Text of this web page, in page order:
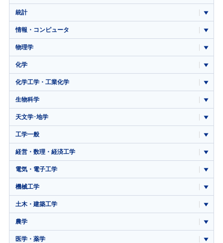
統計
情報・コンピュータ
物理学
化学
化学工学・工業化学
生物科学
天文学･地学
工学一般
経営・数理・経済工学
電気・電子工学
機械工学
土木・建築工学
農学
医学・薬学